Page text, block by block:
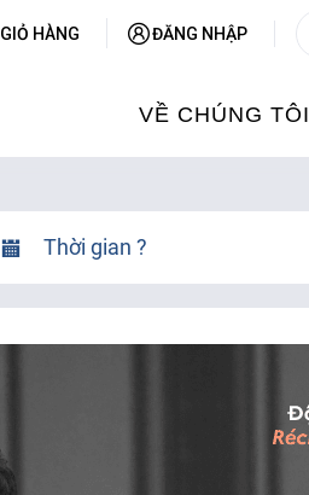
VỀ CHÚNG TÔI
CHI NHÁNH: HUẾ
CHI NHÁNH: ĐÀ NẴNG
GIỎ HÀNG ĐĂNG NHẬP
Thời gian ?